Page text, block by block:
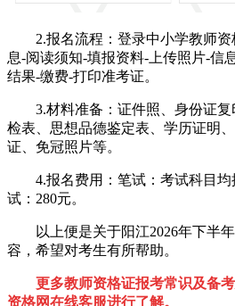
2.报名流程：登录中小学教师
息-阅读须知-填报资料-上传照片-信
结果-缴费-打印准考证。
3.材料准备：证件照、身份证
检表、思想品德鉴定表、学历证明
证、免冠照片等。
4.报名费用：笔试：考试科目
试：280元。
以上便是关于阳江2026年下半
容，希望对考生有所帮助。
更多教师资格证报考常识及备
资格网在线客服进行了解。